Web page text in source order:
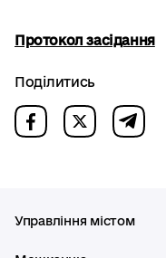
Протокол засідання
Поділитись
Управління містом